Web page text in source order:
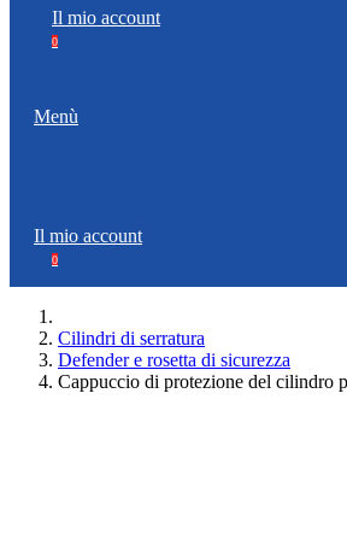
Il mio account
0
Menù
Il mio account
0
Cilindri di serratura
Defender e rosetta di sicurezza
Cappuccio di protezione del cilindro